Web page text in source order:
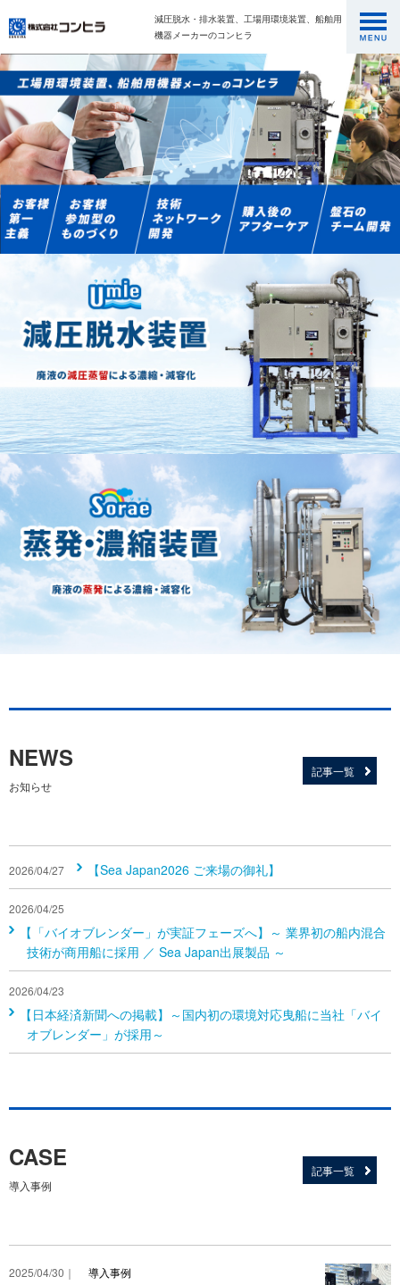
減圧脱水・排水装置、工場用環境装置、船舶用
機器メーカーのコンヒラ
NEWS
お知らせ
記事一覧
2026/04/27 【Sea Japan2026 ご来場の御礼】
2026/04/25
【「バイオブレンダー」が実証フェーズへ】～ 業界初の船内混合
技術が商用船に採用 ／ Sea Japan出展製品 ～
2026/04/23
【日本経済新聞への掲載】～国内初の環境対応曳船に当社「バイ
オブレンダー」が採用～
CASE
導入事例
記事一覧
2025/04/30｜ 導入事例